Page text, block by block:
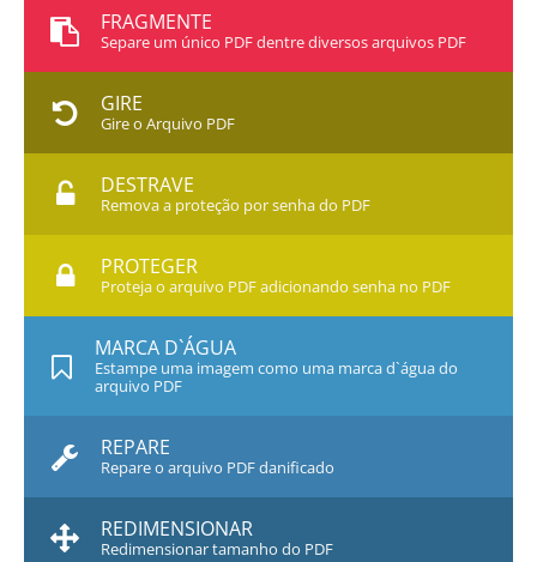
FRAGMENTE
Separe um único PDF dentre diversos arquivos PDF
GIRE
Gire o Arquivo PDF
DESTRAVE
Remova a proteção por senha do PDF
PROTEGER
Proteja o arquivo PDF adicionando senha no PDF
MARCA D`ÁGUA
Estampe uma imagem como uma marca d`água do
arquivo PDF
REPARE
Repare o arquivo PDF danificado
REDIMENSIONAR
Redimensionar tamanho do PDF